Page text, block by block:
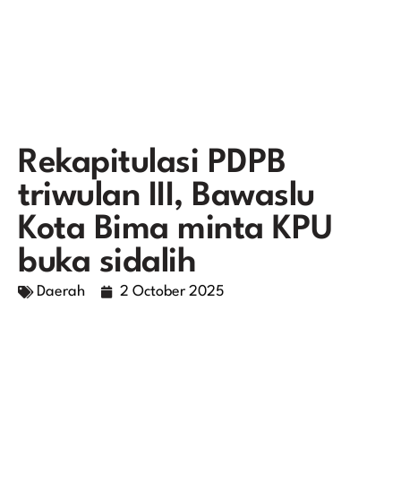
Rekapitulasi PDPB
triwulan III, Bawaslu
Kota Bima minta KPU
buka sidalih
Daerah 2 October 2025